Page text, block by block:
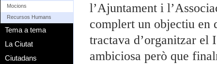
Mocions
Recursos Humans
Tema a tema
La Ciutat
Ciutadans
l’Ajuntament i
complert un objectiu en
tractava d’organitzar el
ambiciosa però que